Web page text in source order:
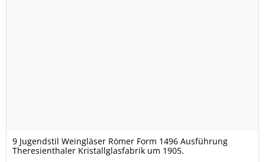
9 Jugendstil Weingläser Römer Form 1496 Ausführung
Theresienthaler Kristallglasfabrik um 1905.